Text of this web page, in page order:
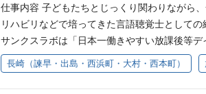
い」という方も歓迎しています。 【放課後等
子どもや、発達に特性のある子どもたちを対
ニケーション能力の向上、集団活動など、一
的に見守りながら、「できること」を増やし
支援 ・子どもへの関わり方 ・評価や支援の考
ます。 一人で悩みを抱え込むことなく、専門
援】 サンクスラボでは、「IT×福祉」をテーマ
ミングソフトなどを活用し、子どもたちが楽
心ください！ 各拠点にIT担当スタッフがいる
術・工学・芸術・数学を組み合わせ、これか
の関わり方を育む支援 ・保護者や他職種との
功体験を増やしていきます。 子どもたちのコ
事の大きな魅力です。 【児童福祉分野未経験
してご活躍いただけます。 当法人で活躍して
仕事内容 子どもたちとじっくり関わりながら
リハビリなどで培ってきた言語聴覚士として
サンクスラボは「日本一働きやすい放課後等
にも安心して働いていただける環境づくりを
ケーション支援の実施 ・言語発達に応じた支
ションのサポート ・保護者との情報共有 ・支
長崎（諫早・出島・西浜町・大村・西本町）